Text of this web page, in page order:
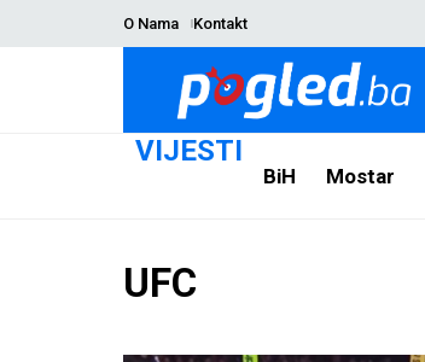
O Nama Kontakt
VIJESTI
BiH Mostar
UFC